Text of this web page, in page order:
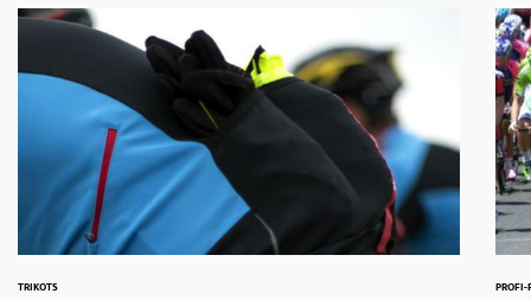
TRIKOTS PROFI-